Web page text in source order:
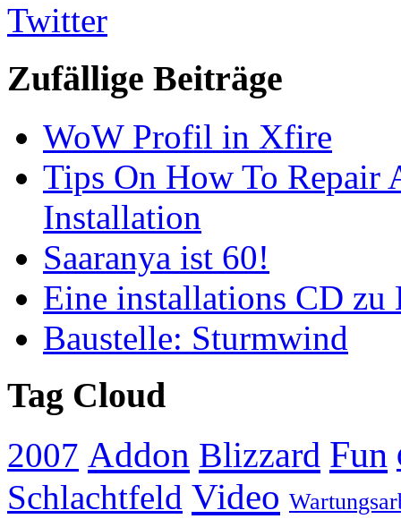
Twitter
Zufällige Beiträge
WoW Profil in Xfire
Tips On How To Repair
Installation
Saaranya ist 60!
Eine installations CD zu
Baustelle: Sturmwind
Tag Cloud
2007 Addon Blizzard Fun
Schlachtfeld Video